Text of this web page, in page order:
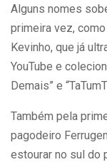
Alguns nomes
primeira vez,
Kevinho, que já
YouTube e
Demais” e
Também pela
pagodeiro
estourar no sul do